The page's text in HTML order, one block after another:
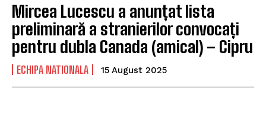
Mircea Lucescu a anunțat lista
preliminară a stranierilor convocați
pentru dubla Canada (amical) – Cipru
ECHIPA NATIONALA 15 August 2025